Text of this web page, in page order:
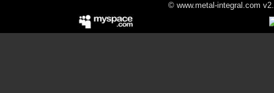
© www.metal-integral.com